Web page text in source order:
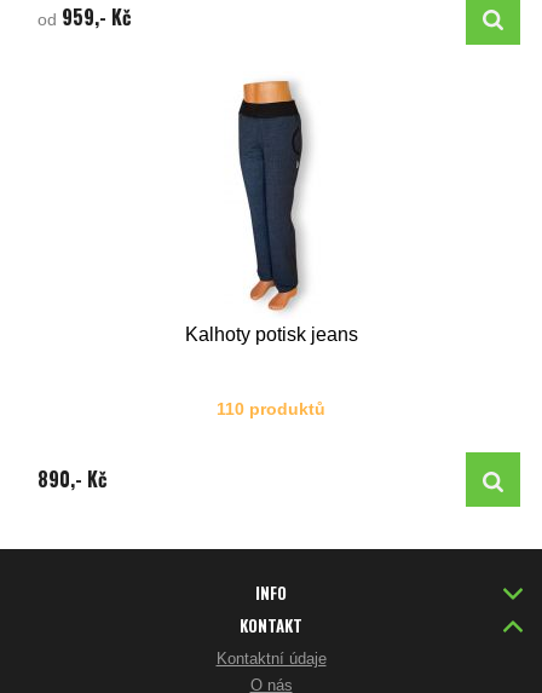
od 959,- Kč
Kalhoty potisk jeans
110 produktů
890,- Kč
INFO
KONTAKT
Kontaktní údaje
O nás